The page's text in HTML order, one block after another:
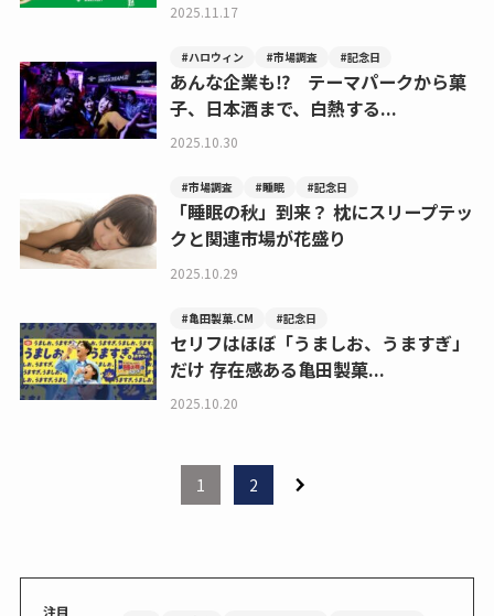
2025.11.17
#ハロウィン #市場調査 #記念日
あんな企業も⁉ テーマパークから菓
子、日本酒まで、白熱する...
2025.10.30
#市場調査 #睡眠 #記念日
「睡眠の秋」到来？ 枕にスリープテッ
クと関連市場が花盛り
2025.10.29
#亀田製菓.CM #記念日
セリフはほぼ「うましお、うますぎ」
だけ 存在感ある亀田製菓...
2025.10.20
1 2
注目